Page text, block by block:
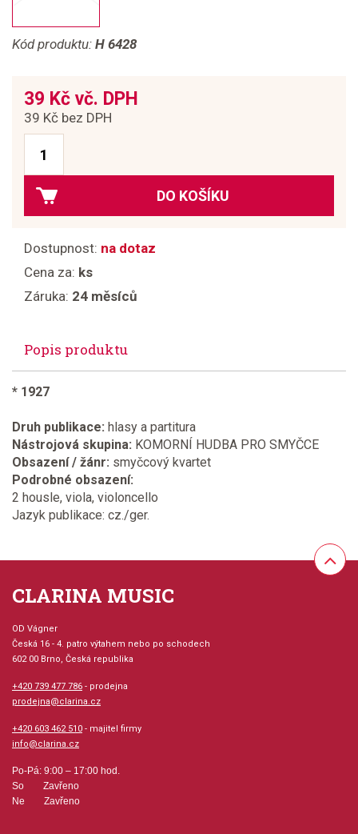
Kód produktu: H 6428
39 Kč vč. DPH
39 Kč bez DPH
DO KOŠÍKU
Dostupnost: na dotaz
Cena za: ks
Záruka: 24 měsíců
Popis produktu
* 1927
Druh publikace: hlasy a partitura
Nástrojová skupina: KOMORNÍ HUDBA PRO SMYČCE
Obsazení / žánr: smyčcový kvartet
Podrobné obsazení:
2 housle, viola, violoncello
Jazyk publikace: cz./ger.
CLARINA MUSIC
OD Vágner
Česká 16 - 4. patro výtahem nebo po schodech
602 00 Brno, Česká republika
+420 739 477 786 - prodejna
prodejna@clarina.cz
+420 603 462 510 - majitel firmy
info@clarina.cz
Po-Pá: 9:00 – 17:00 hod.
So Zavřeno
Ne Zavřeno